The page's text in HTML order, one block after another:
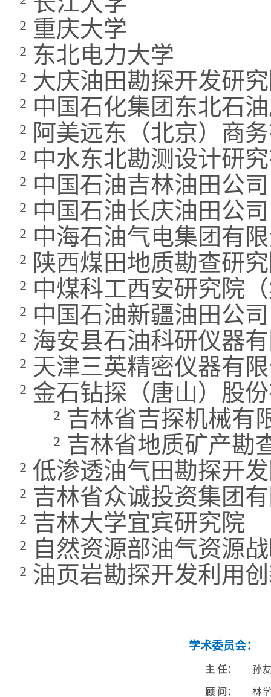
² 重庆大学
² 东北电力大学
² 大庆油田勘探开发研
² 中国石化集团东北石
² 阿美远东（北京）商
² 中水东北勘测设计研
² 中国石油吉林油田公司
² 中国石油长庆油田公司
² 中海石油气电集团有
² 陕西煤田地质勘查研
² 中煤科工西安研究院
² 中国石油新疆油田公司
² 海安县石油科研仪器
² 天津三英精密仪器有
² 金石钻探（唐山）股
² 吉林省吉探机械有
² 吉林省地质矿产勘
² 低渗透油气田勘探开
² 吉林省众诚投资集团
² 吉林大学宜宾研究院
² 自然资源部油气资源
² 油页岩勘探开发利用
学术委员会：
主 任： 孙
顾 问： 林